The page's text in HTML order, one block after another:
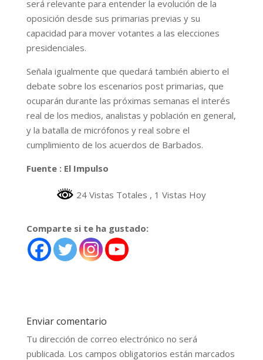
será relevante para entender la evolución de la
oposición desde sus primarias previas y su
capacidad para mover votantes a las elecciones
presidenciales.
Señala igualmente que quedará también abierto el
debate sobre los escenarios post primarias, que
ocuparán durante las próximas semanas el interés
real de los medios, analistas y población en general,
y la batalla de micrófonos y real sobre el
cumplimiento de los acuerdos de Barbados.
Fuente : El Impulso
24 Vistas Totales , 1 Vistas Hoy
Comparte si te ha gustado:
Enviar comentario
Tu dirección de correo electrónico no será
publicada. Los campos obligatorios están marcados